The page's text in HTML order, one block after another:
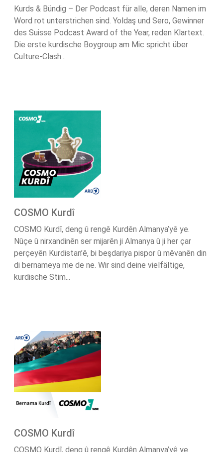
Kurds & Bündig – Der Podcast für alle, deren Namen im
Word rot unterstrichen sind. Yoldaş und Sero, Gewinner
des Suisse Podcast Award of the Year, reden Klartext.
Die erste kurdische Boygroup am Mic spricht über
Culture-Clash...
COSMO Kurdî
COSMO Kurdî, deng û rengê Kurdên Almanya’yê ye.
Nûçe û nirxandinên ser mijarên ji Almanya û ji her çar
perçeyên Kurdistan’ê, bi beşdariya pispor û mêvanên din
di bernameya me de ne. Wir sind deine vielfältige,
kurdische Stim...
COSMO Kurdî
COSMO Kurdî, deng û rengê Kurdên Almanya’yê ye.